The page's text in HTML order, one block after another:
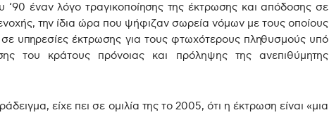
‘90 έναν λόγο τραγικοποίησης της έκτρωσης και απόδοσης σε
την ίδια ώρα που ψήφιζαν σωρεία νόμων με τους οποίους
υπηρεσίες έκτρωσης για τους φτωχότερους πληθυσμούς υπό
του κράτους πρόνοιας και πρόληψης της ανεπιθύμητης
είχε πει σε ομιλία της το 2005, ότι η έκτρωση είναι «μια